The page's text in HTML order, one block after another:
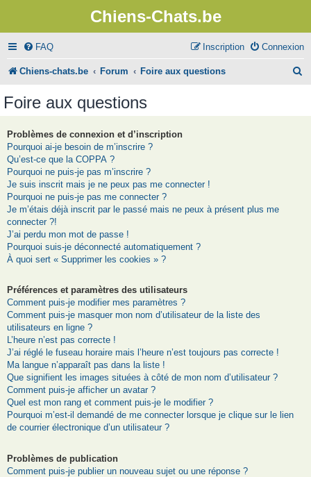
Chiens-Chats.be
FAQ Connexion
Inscription
Chiens-chats.be Forum Foire aux questions
Foire aux questions
Problèmes de connexion et d’inscription
Pourquoi ai-je besoin de m’inscrire ?
Qu’est-ce que la COPPA ?
Pourquoi ne puis-je pas m’inscrire ?
Je suis inscrit mais je ne peux pas me connecter !
Pourquoi ne puis-je pas me connecter ?
Je m’étais déjà inscrit par le passé mais ne peux à présent plus me
connecter ?!
J’ai perdu mon mot de passe !
Pourquoi suis-je déconnecté automatiquement ?
À quoi sert « Supprimer les cookies » ?
Préférences et paramètres des utilisateurs
Comment puis-je modifier mes paramètres ?
Comment puis-je masquer mon nom d’utilisateur de la liste des
utilisateurs en ligne ?
L’heure n’est pas correcte !
J’ai réglé le fuseau horaire mais l’heure n’est toujours pas correcte !
Ma langue n’apparaît pas dans la liste !
Que signifient les images situées à côté de mon nom d’utilisateur ?
Comment puis-je afficher un avatar ?
Quel est mon rang et comment puis-je le modifier ?
Pourquoi m’est-il demandé de me connecter lorsque je clique sur le lien
de courrier électronique d’un utilisateur ?
Problèmes de publication
Comment puis-je publier un nouveau sujet ou une réponse ?